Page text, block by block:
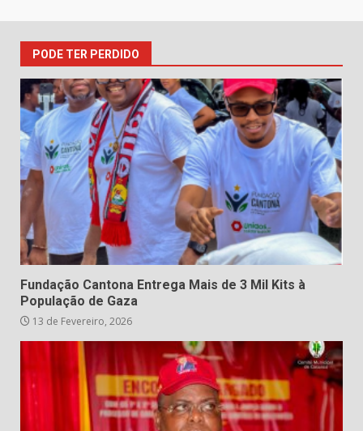
PODE TER PERDIDO
Fundação Cantona Entrega Mais de 3 Mil Kits à
População de Gaza
13 de Fevereiro, 2026